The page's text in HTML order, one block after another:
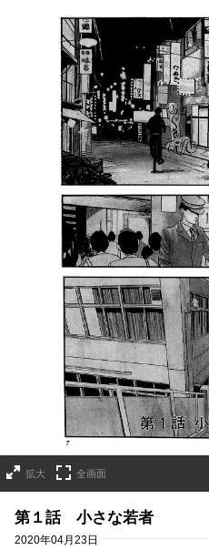
拡大 全画面
第１話 小さな若者
2020年04月23日